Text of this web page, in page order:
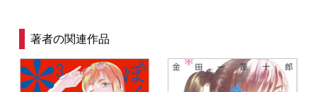
著者の関連作品